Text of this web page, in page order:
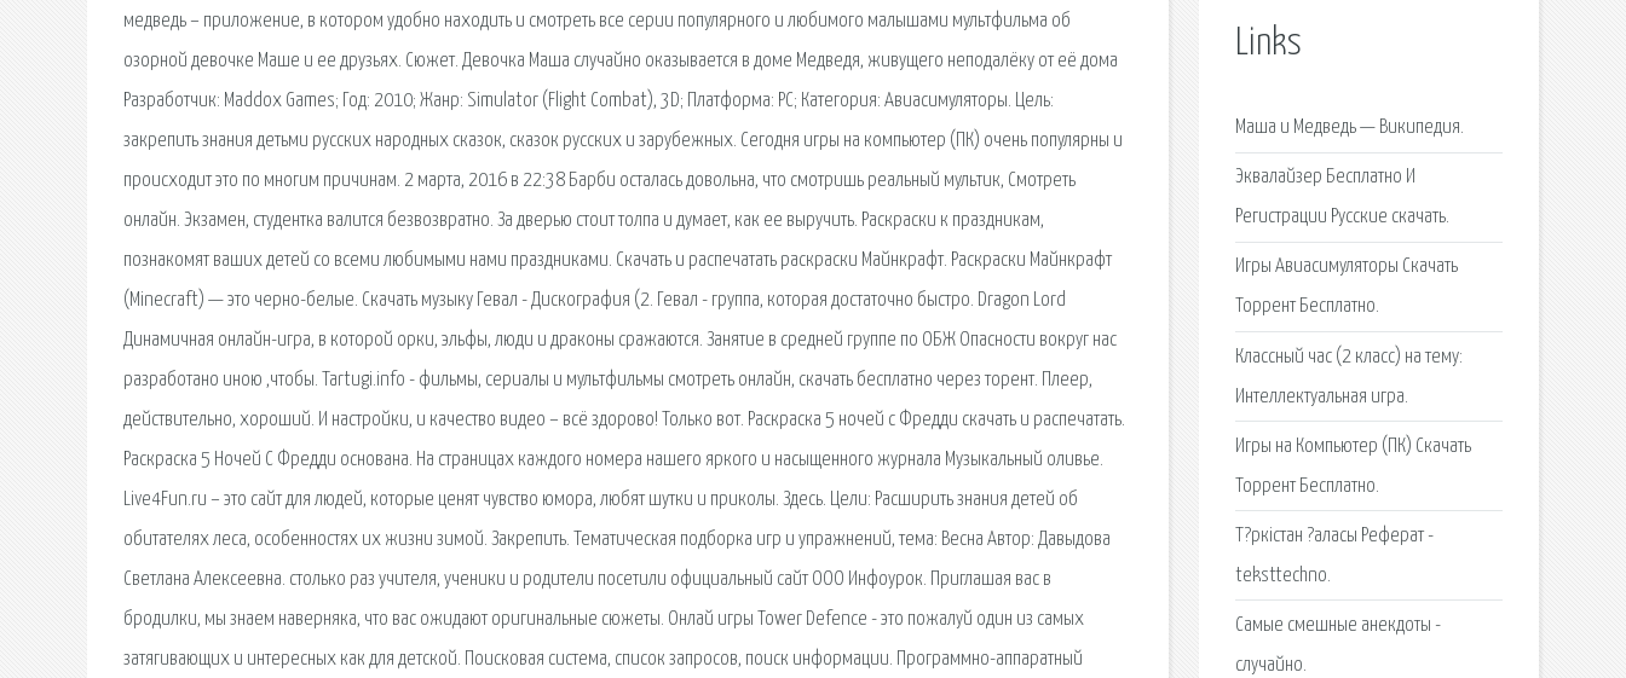
медведь – приложение, в котором удобно находить и смотреть все серии популярного и любимого малышами мультфильма об
озорной девочке Маше и ее друзьях. Сюжет. Девочка Маша случайно оказывается в доме Медведя, живущего неподалёку от её дома
Разработчик: Maddox Games; Год: 2010; Жанр: Simulator (Flight Combat), 3D; Платформа: PC; Категория: Авиасимуляторы. Цель:
закрепить знания детьми русских народных сказок, сказок русских и зарубежных. Сегодня игры на компьютер (ПК) очень популярны и
происходит это по многим причинам. 2 марта, 2016 в 22:38 Барби осталась довольна, что смотришь реальный мультик, Смотреть
онлайн. Экзамен, студентка валится безвозвратно. За дверью стоит толпа и думает, как ее выручить. Раскраски к праздникам,
познакомят ваших детей со всеми любимыми нами праздниками. Скачать и распечатать раскраски Майнкрафт. Раскраски Майнкрафт
(Minecraft) — это черно-белые. Скачать музыку Гевал - Дискография (2. Гевал - группа, которая достаточно быстро. Dragon Lord
Динамичная онлайн-игра, в которой орки, эльфы, люди и драконы сражаются. Занятие в средней группе по ОБЖ Опасности вокруг нас
разработано иною ,чтобы. Tartugi.info - фильмы, сериалы и мультфильмы смотреть онлайн, скачать бесплатно через торент. Плеер,
действительно, хороший. И настройки, и качество видео – всё здорово! Только вот. Раскраска 5 ночей с Фредди скачать и распечатать.
Раскраска 5 Ночей С Фредди основана. На страницах каждого номера нашего яркого и насыщенного журнала Музыкальный оливье.
Live4Fun.ru – это сайт для людей, которые ценят чувство юмора, любят шутки и приколы. Здесь. Цели: Расширить знания детей об
обитателях леса, особенностях их жизни зимой. Закрепить. Тематическая подборка игр и упражнений, тема: Весна Автор: Давыдова
Светлана Алексеевна. столько раз учителя, ученики и родители посетили официальный сайт ООО Инфоурок. Приглашая вас в
бродилки, мы знаем наверняка, что вас ожидают оригинальные сюжеты. Онлай игры Tower Defence - это пожалуй один из самых
затягивающих и интересных как для детской. Поисковая сиcтема, список запросов, поиск информации. Программно-аппаратный
Links
Маша и Медведь — Википедия.
Эквалайзер Бесплатно И
Регистрации Русские скачать.
Игры Авиасимуляторы Скачать
Торрент Бесплатно.
Классный час (2 класс) на тему:
Интеллектуальная игра.
Игры на Компьютер (ПК) Скачать
Торрент Бесплатно.
Т?ркістан ?аласы Реферат -
teksttechno.
Самые смешные анекдоты -
случайно.